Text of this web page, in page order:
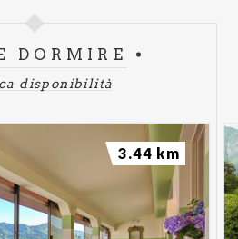
DORMIRE
disponibilità
3.44 km